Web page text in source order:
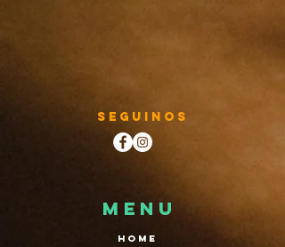
Seguinos
MENU
Home